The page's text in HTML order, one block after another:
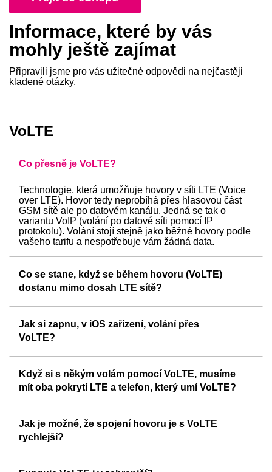
Informace, které by vás
mohly ještě zajímat
Připravili jsme pro vás užitečné odpovědi na nejčastěji
kladené otázky.
VoLTE
Co přesně je VoLTE?
Technologie, která umožňuje hovory v síti LTE (Voice
over LTE). Hovor tedy neprobíhá přes hlasovou část
GSM sítě ale po datovém kanálu. Jedná se tak o
variantu VoIP (volání po datové síti pomocí IP
protokolu). Volání stojí stejně jako běžné hovory podle
vašeho tarifu a nespotřebuje vám žádná data.
Co se stane, když se během hovoru (VoLTE)
dostanu mimo dosah LTE sítě?
Jak si zapnu, v iOS zařízení, volání přes
VoLTE?
Když si s někým volám pomocí VoLTE, musíme
mít oba pokrytí LTE a telefon, který umí VoLTE?
Jak je možné, že spojení hovoru je s VoLTE
rychlejší?